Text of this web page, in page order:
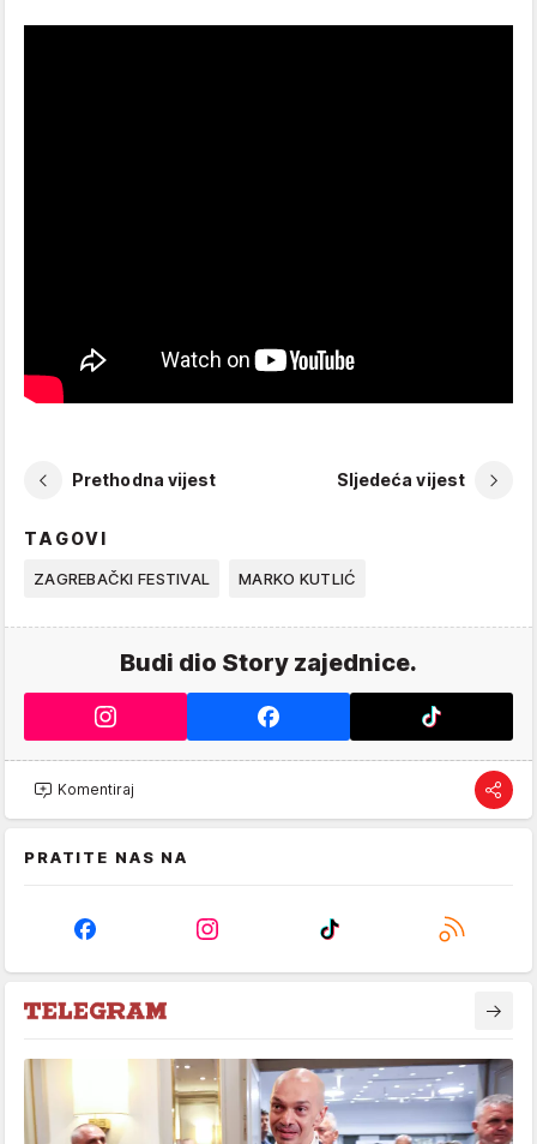
Prethodna vijest Sljedeća vijest
TAGOVI
ZAGREBAČKI FESTIVAL MARKO KUTLIĆ
Budi dio Story zajednice.
Komentiraj
PRATITE NAS NA